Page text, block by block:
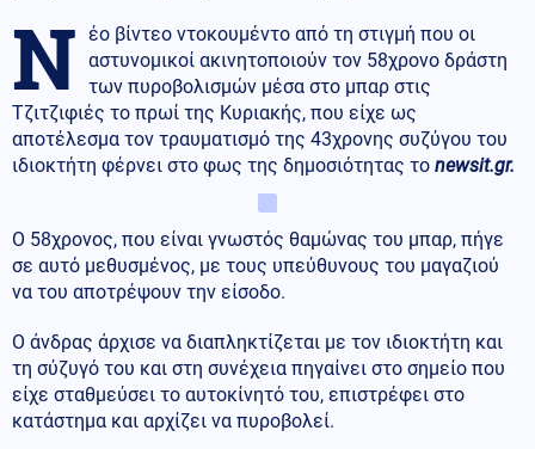
Ν έο βίντεο ντοκουμέντο από τη στιγμή που οι
αστυνομικοί ακινητοποιούν τον 58χρονο δράστη
των πυροβολισμών μέσα στο μπαρ στις
Τζιτζιφιές το πρωί της Κυριακής, που είχε ως
αποτέλεσμα τον τραυματισμό της 43χρονης συζύγου του
ιδιοκτήτη φέρνει στο φως της δημοσιότητας το newsit.gr.
Ο 58χρονος, που είναι γνωστός θαμώνας του μπαρ, πήγε
σε αυτό μεθυσμένος, με τους υπεύθυνους του μαγαζιού
να του αποτρέψουν την είσοδο.
Ο άνδρας άρχισε να διαπληκτίζεται με τον ιδιοκτήτη και
τη σύζυγό του και στη συνέχεια πηγαίνει στο σημείο που
είχε σταθμεύσει το αυτοκίνητό του, επιστρέφει στο
κατάστημα και αρχίζει να πυροβολεί.